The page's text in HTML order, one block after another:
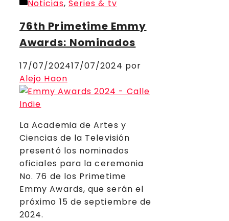
Compartir
Categorías
Noticias, Series & tv
76th Primetime Emmy
Awards: Nominados
17/07/202417/07/2024 por
Alejo Haon
La Academia de Artes y
Ciencias de la Televisión
presentó los nominados
oficiales para la ceremonia
No. 76 de los Primetime
Emmy Awards, que serán el
próximo 15 de septiembre de
2024.